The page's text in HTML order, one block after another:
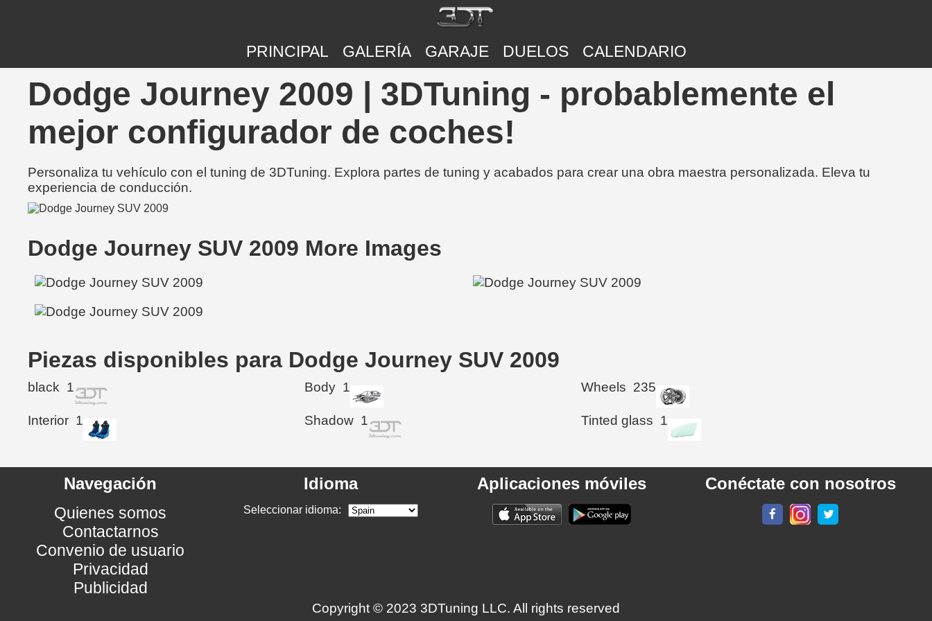
PRINCIPAL GALERÍA GARAJE DUELOS CALENDARIO
Dodge Journey 2009 | 3DTuning - probablemente el
mejor configurador de coches!
Personaliza tu vehículo con el tuning de 3DTuning. Explora partes de tuning y acabados para crear una obra maestra personalizada. Eleva tu
experiencia de conducción.
Dodge Journey SUV 2009 More Images
Piezas disponibles para Dodge Journey SUV 2009
black 1 Body 1 Wheels 235
Interior 1 Shadow 1 Tinted glass 1
Navegación
Quienes somos
Contactarnos
Convenio de usuario
Privacidad
Publicidad
Idioma
Seleccionar idioma:
Aplicaciones móviles Conéctate con nosotros
Copyright © 2023 3DTuning LLC. All rights reserved